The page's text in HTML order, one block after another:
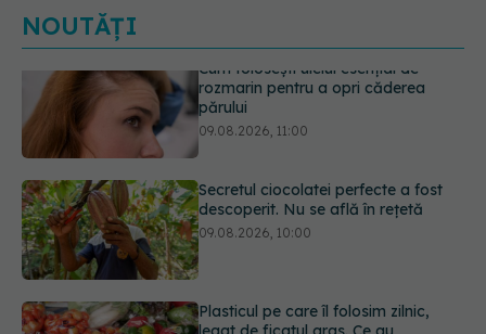
NOUTĂȚI
Secretul ciocolatei perfecte a fost
descoperit. Nu se află în rețetă
Plasticul pe care îl folosim zilnic,
legat de ficatul gras. Ce au